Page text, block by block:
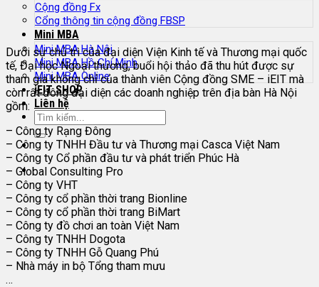
Cộng đồng Fx
Cổng thông tin cộng đồng FBSP
Mini MBA
Mini MBA Hà Nội
Mini MBA Hồ Chí Minh
Mini MBA Online
iEIT SHOP
Liên hệ
Dưới sự chủ trì của đại diện Viện Kinh tế và Thương mại quốc
tế, Đại học Ngoại thương, buổi hội thảo đã thu hút được sự
tham gia không chỉ của thành viên Cộng đồng SME – iEIT mà
còn rất đông đại diện các doanh nghiệp trên địa bàn Hà Nội
gồm:
– Công ty Rạng Đông
– Công ty TNHH Đầu tư và Thương mại Casca Việt Nam
– Công ty Cổ phần đầu tư và phát triển Phúc Hà
– Global Consulting Pro
– Công ty VHT
– Công ty cổ phần thời trang Bionline
– Công ty cổ phần thời trang BiMart
– Công ty đồ chơi an toàn Việt Nam
– Công ty TNHH Dogota
– Công ty TNHH Gỗ Quang Phú
– Nhà máy in bộ Tổng tham mưu
…